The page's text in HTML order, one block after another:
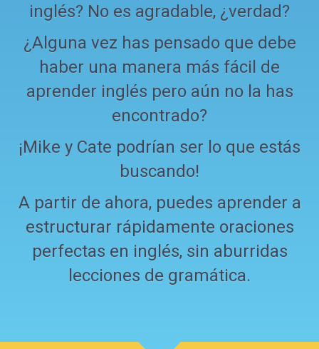
inglés? No es agradable, ¿verdad?
¿Alguna vez has pensado que debe
haber una manera más fácil de
aprender inglés pero aún no la has
encontrado?
¡Mike y Cate podrían ser lo que estás
buscando!
A partir de ahora, puedes aprender a
estructurar rápidamente oraciones
perfectas en inglés, sin aburridas
lecciones de gramática.